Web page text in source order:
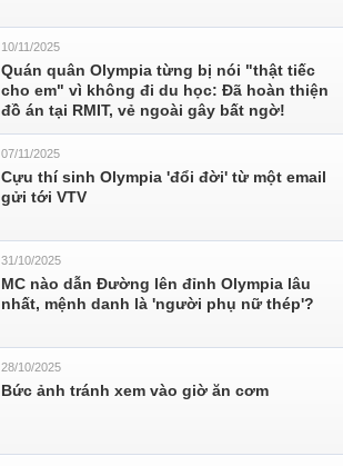
10/11/2025
Quán quân Olympia từng bị nói "thật tiếc
cho em" vì không đi du học: Đã hoàn thiện
đồ án tại RMIT, vẻ ngoài gây bất ngờ!
07/11/2025
Cựu thí sinh Olympia 'đổi đời' từ một email
gửi tới VTV
31/10/2025
MC nào dẫn Đường lên đỉnh Olympia lâu
nhất, mệnh danh là 'người phụ nữ thép'?
28/10/2025
Bức ảnh tránh xem vào giờ ăn cơm